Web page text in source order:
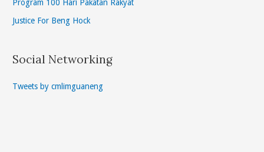
Program 100 Hari Pakatan Rakyat
Justice For Beng Hock
Social Networking
Tweets by cmlimguaneng